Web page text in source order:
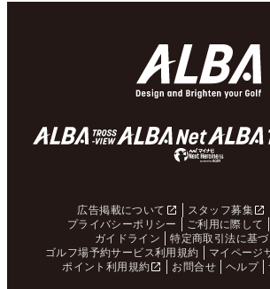
広告掲載について スタッフ募集
プライバシーポリシー
ご利用に際して
ガイドライン
特定商取引法に基
ゴルフ場予約サービス利用規約
マイページ
ポイント利用規約
お問合せ ヘルプ